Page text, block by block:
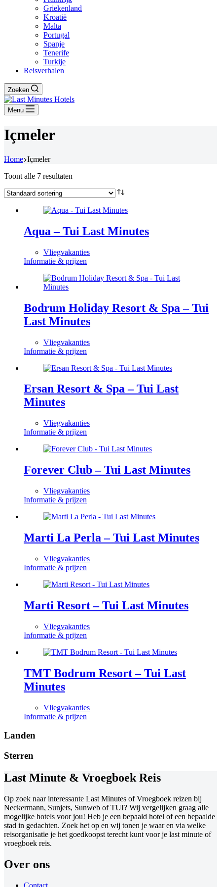
Griekenland
Kroatië
Malta
Portugal
Spanje
Tenerife
Turkije
Reisverhalen
Zoeken
Menu
Içmeler
Home Içmeler
Toont alle 7 resultaten
Aqua – Tui Last Minutes
Vliegvakanties
Informatie & prijzen
Bodrum Holiday Resort & Spa – Tui
Last Minutes
Vliegvakanties
Informatie & prijzen
Ersan Resort & Spa – Tui Last
Minutes
Vliegvakanties
Informatie & prijzen
Forever Club – Tui Last Minutes
Vliegvakanties
Informatie & prijzen
Marti La Perla – Tui Last Minutes
Vliegvakanties
Informatie & prijzen
Marti Resort – Tui Last Minutes
Vliegvakanties
Informatie & prijzen
TMT Bodrum Resort – Tui Last
Minutes
Vliegvakanties
Informatie & prijzen
Landen
Sterren
Last Minute & Vroegboek Reis
Op zoek naar interessante Last Minutes of Vroegboek reizen bij
Neckermann, Sunjets, Sunweb of TUI? Wij vergelijken graag alle
mogelijke hotels voor jou! Heb je een bepaald hotel of een bepaalde
stad in gedachten. Zoek het op en wij tonen je waar en via welke
reisorganisatie je het goedkoopst terecht kunt voor je last minute of
vroegboek reis.
Over ons
Contact